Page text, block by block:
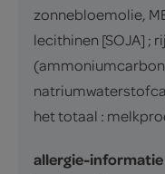
zonnebloemolie,
lecithinen [SOJA] ;
het totaal :
allergie-informatie